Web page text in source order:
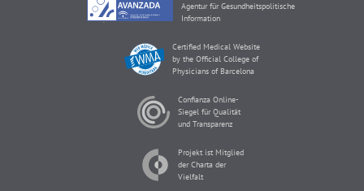
Agentur für Gesundheitspolitische
Information
Certified Medical Website
by the Official College of
Physicians of Barcelona
Confianza Online-
Siegel für Qualität
und Transparenz
Projekt ist Mitglied
der Charta der
Vielfalt